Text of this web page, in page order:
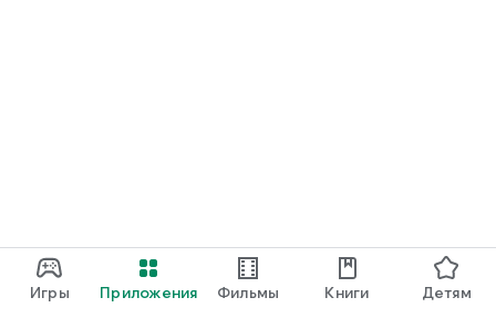
Игры Приложения Фильмы Книги Детям